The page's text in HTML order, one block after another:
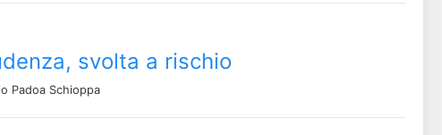
svolta a rischio
Padoa Schioppa